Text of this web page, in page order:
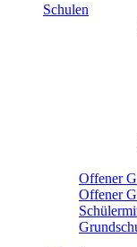
Schulen
Offener
Offener